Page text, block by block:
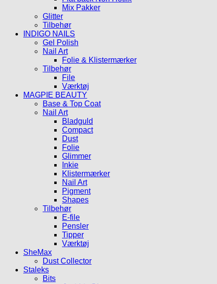
Mix Pakker
Glitter
Tilbehør
INDIGO NAILS
Gel Polish
Nail Art
Folie & Klistermærker
Tilbehør
File
Værktøj
MAGPIE BEAUTY
Base & Top Coat
Nail Art
Bladguld
Compact
Dust
Folie
Glimmer
Inkie
Klistermærker
Nail Art
Pigment
Shapes
Tilbehør
E-file
Pensler
Tipper
Værktøj
SheMax
Dust Collector
Staleks
Bits